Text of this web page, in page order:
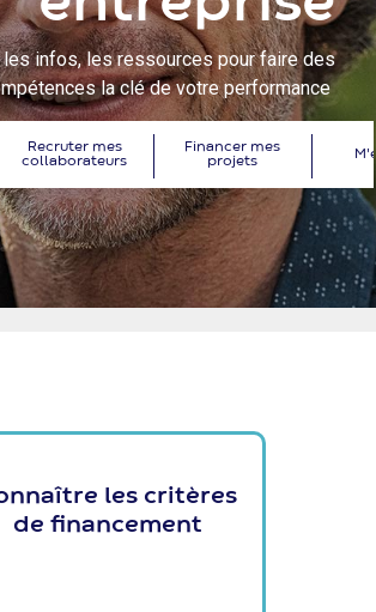
infos, les ressources pour faire des
la clé de votre performance
Recruter mes
collaborateurs
Financer mes
projets
les critères
de financement